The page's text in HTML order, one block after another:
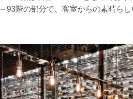
93階の部分で、客室からの素晴らし